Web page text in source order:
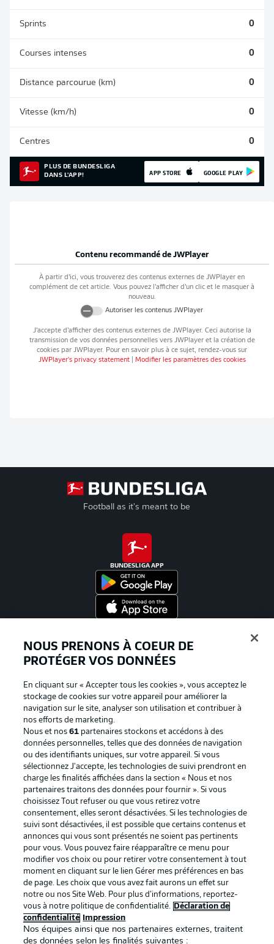
Sprints 0
Courses intenses 0
Distance parcourue (km) 0
Vitesse (km/h) 0
Centres 0
PLUS DE BUNDESLIGA
DANS L'APP!
APP STORE GOOGLE PLAY
Contenu recommandé de JWPlayer
À partir d’ici, vous trouverez des contenus externes de JWPlayer en
complément de cet article. Vous pouvez l’afficher d’un clic et le masquer à
nouveau.
Autoriser les contenus JWPlayer
J’accepte d’afficher des contenus externes de JWPlayer. Ceci autorise la
transmission de vos données personnelles vers JWPlayeret la création de
cookies par JWPlayer. Pour en savoir plus à ce sujet, rendez-vous sur
JWPlayer's privacy statement| Modifier les paramètres des cookies
Football as it's meant to be
BUNDESLIGA APP
La publicité Conditions d’utilisation des
Mentions Légales Gérer mes préférences
Déclaration de
confidentialité
Diffuseurs
Travaux Contact
Impression Joueurs
NOUS PRENONS À COEUR DE
PROTÉGER VOS DONNÉES
En cliquant sur « Accepter tous les cookies », vous acceptez le
stockage de cookies sur votre appareil pour améliorer la
navigation sur le site, analyser son utilisation et contribuer à
nos efforts de marketing.
Nous et nos61 partenaires stockons et accédons à des
données personnelles, telles que des données de navigation
ou des identifiants uniques, sur votre appareil. Si vous
sélectionnez J'accepte, les technologies de suivi prendront en
charge les finalités affichées dans la section « Nous et nos
partenaires traitons des données pour fournir ». Si vous
choisissez Tout refuser ou que vous retirez votre
consentement, elles seront désactivées. Si les technologies de
suivi sont désactivées, il est possible que certains contenus et
annonces qui vous sont présentés ne soient pas pertinents
pour vous. Vous pouvez faire réapparaître ce menu pour
modifier vos choix ou pour retirer votre consentement à tout
moment en cliquant sur le lien Gérer mes préférences en bas
de page. Les choix que vous avez fait aurons un effet sur
notre ou nos Site Web. Pour plus d’informations, reportez-
vous à notre politique de confidentialité.
Déclaration de
confidentialité
Impression
Nos équipes ainsi que nos partenaires externes, traitent
des données selon les finalités suivantes :